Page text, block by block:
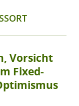
Vorsicht
Fixed-